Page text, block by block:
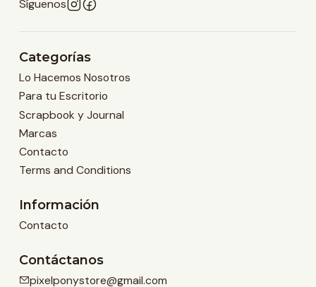
Síguenos
Categorías
Lo Hacemos Nosotros
Para tu Escritorio
Scrapbook y Journal
Marcas
Contacto
Terms and Conditions
Información
Contacto
Contáctanos
pixelponystore@gmail.com